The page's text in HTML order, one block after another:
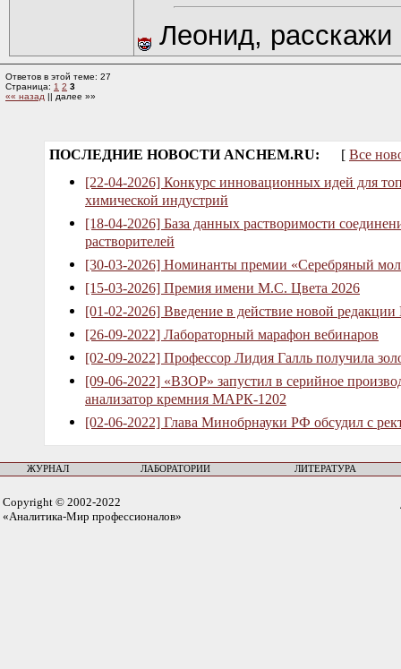
Леонид,
Ответов в этой теме: 27
Страница: 1 2 3
«« назад || далее »»
ПОСЛЕДНИЕ НОВОСТИ ANCHEM.RU: [ Все
[22-04-2026] Конкурс инновационных идей для
химической индустрий
[18-04-2026] База данных растворимости
растворителей
[30-03-2026] Номинанты премии «Серебряный
[15-03-2026] Премия имени М.С. Цвета 2026
[01-02-2026] Введение в действие новой
[26-09-2022] Лабораторный марафон вебинаров
[02-09-2022] Профессор Лидия Галль получила
[09-06-2022] «ВЗОР» запустил в серийное
анализатор кремния МАРК-1202
[02-06-2022] Глава Минобрнауки РФ обсудил с
ЖУРНАЛ ЛАБОРАТОРИИ ЛИТЕРАТУРА
Copyright © 2002-2022
«Аналитика-Мир профессионалов»